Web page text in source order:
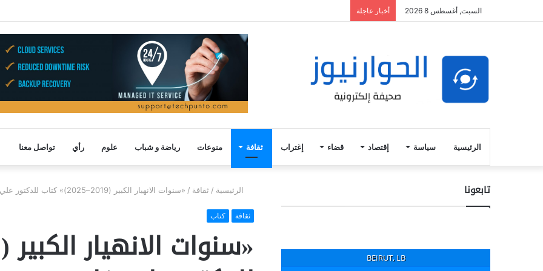
السبت, أغسطس 8 2026 أخبار عاجلة
الرئيسية سياسة إقتصاد قضاء إغتراب ثقافة منوعات رياضة و شباب علوم رأي تواصل معنا
الرئيسية / ثقافة / «سنوات الانهيار الكبير (2019–2025)» كتاب للدكتور علي فاعور
ثقافة كتاب
تابعونا
BEIRUT, LB